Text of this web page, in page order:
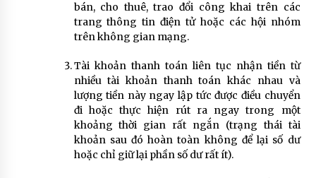
bán, cho thuê, trao đổi công khai trên các
trang thông tin điện tử hoặc các hội nhóm
trên không gian mạng.
Tài khoản thanh toán liên tục nhận tiền từ
nhiều tài khoản thanh toán khác nhau và
lượng tiền này ngay lập tức được điều chuyển
đi hoặc thực hiện rút ra ngay trong một
khoảng thời gian rất ngắn (trạng thái tài
khoản sau đó hoàn toàn không để lại số dư
hoặc chỉ giữ lại phần số dư rất ít).